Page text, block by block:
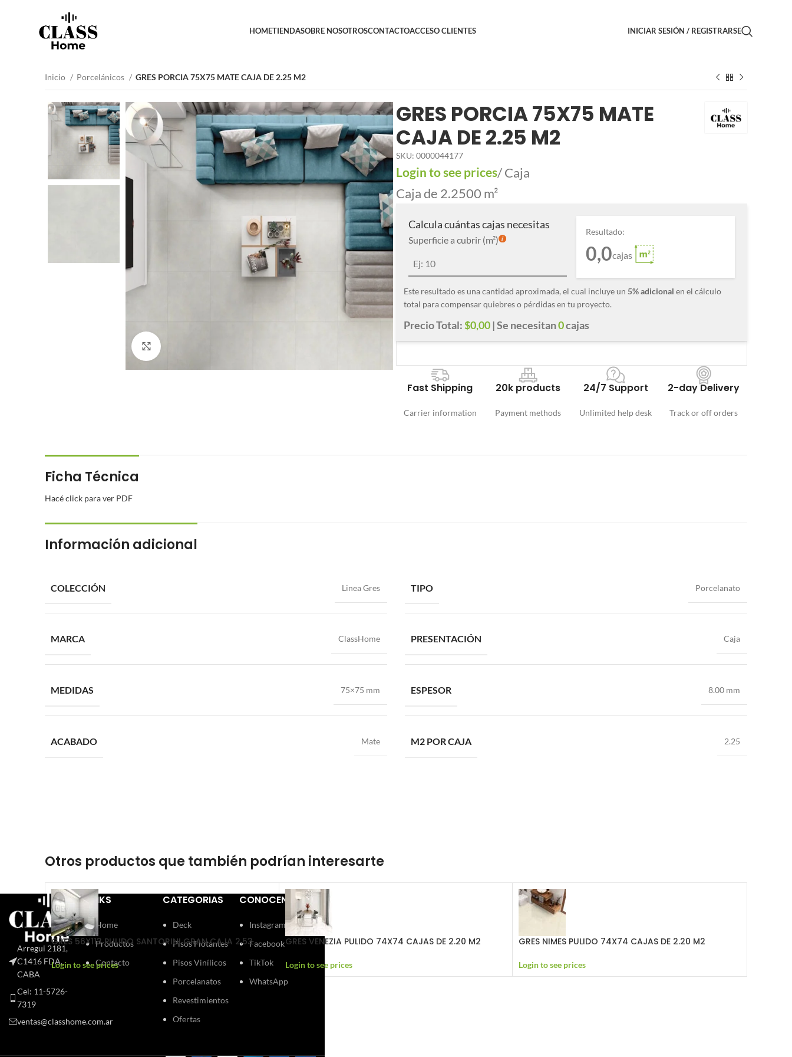
HOMETIENDASOBRE NOSOTROSCONTACTOACCESO CLIENTES INICIAR SESIÓN / REGISTRARSE
Inicio Porcelánicos GRES PORCIA 75X75 MATE CAJA DE 2.25 M2
GRES PORCIA 75X75 MATE
CAJA DE 2.25 M2
SKU: 0000044177
Login to see prices/ Caja
Caja de 2.2500 m²
Calcula cuántas cajas necesitas
Superficie a cubrir (m²)
Resultado:
0,0cajas
Este resultado es una cantidad aproximada, el cual incluye un 5% adicional en el cálculo
total para compensar quiebres o pérdidas en tu proyecto.
Precio Total:$0,00| Se necesitan0cajas
Fast Shipping
Carrier information
20k products
Payment methods
24/7 Support
Unlimited help desk
2-day Delivery
Track or off orders
Ficha Técnica
Hacé click para ver PDF
Información adicional
COLECCIÓN Linea Gres TIPO Porcelanato
MARCA ClassHome PRESENTACIÓN Caja
MEDIDAS 75×75 mm ESPESOR 8.00 mm
ACABADO Mate M2 POR CAJA 2.25
Otros productos que también podrían interesarte
GRES 56X113 PULIDO SANTORINI GRAN CAJA 2.53
Login to see prices
GRES VENEZIA PULIDO 74X74 CAJAS DE 2.20 M2
Login to see prices
GRES NIMES PULIDO 74X74 CAJAS DE 2.20 M2
Login to see prices
Arregui 2181,
C1416 FDA,
CABA
Cel: 11-5726-
7319
ventas@classhome.com.ar
LINKS
Home
Productos
Contacto
CATEGORIAS
Deck
Pisos Flotantes
Pisos Vinílicos
Porcelanatos
Revestimientos
Ofertas
CONOCENOS
Instagram
Facebook
TikTok
WhatsApp